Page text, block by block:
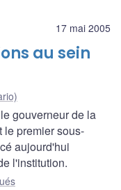
17 mai 2005
au sein
gouverneur de la
le premier sous-
aujourd'hui
l'institution.